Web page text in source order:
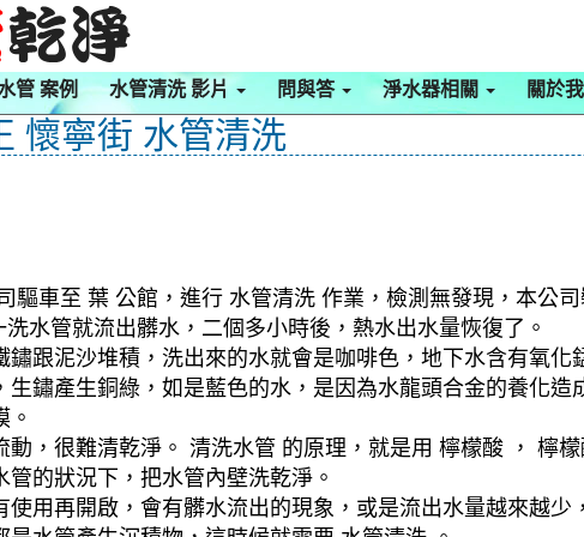
管 案例 水管清洗 影片 問與答 淨水器相關 關於
懷寧街 水管清洗
驅車至 葉 公館，進行 水管清洗 作業，檢測無發現，本公
水管就流出髒水，二個多小時後，熱水出水量恢復了。
跟泥沙堆積，洗出來的水就會是咖啡色，地下水含有氧
鏽產生銅綠，如是藍色的水，是因為水龍頭合金的養化
，很難清乾淨。 清洗水管 的原理，就是用 檸檬酸 ， 檸
的狀況下，把水管內壁洗乾淨。
用再開啟，會有髒水流出的現象，或是流出水量越來越